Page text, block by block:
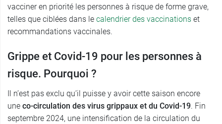
vacciner en priorité les personnes à risque de forme grave,
telles que ciblées dans le calendrier des vaccinations et
recommandations vaccinales.
Grippe et Covid-19 pour les personnes à
risque. Pourquoi ?
Il n’est pas exclu qu’il puisse y avoir cette saison encore
une co-circulation des virus grippaux et du Covid-19. Fin
septembre 2024, une intensification de la circulation du